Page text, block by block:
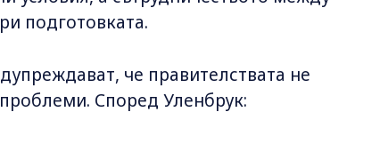
подготовката.
че правителствата не
Според Уленбрук: